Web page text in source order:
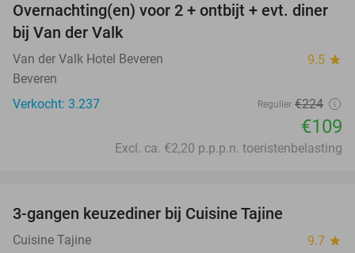
51%
Overnachting(en) voor 2 + ontbijt + evt. diner
bij Van der Valk
Van der Valk Hotel Beveren 9.5 star
Beveren
Verkocht: 3.237
Regulier €224
€109
Excl. ca. €2,20 p.p.p.n. toeristenbelasting
3-gangen keuzediner bij Cuisine Tajine
Cuisine Tajine 9.7 star